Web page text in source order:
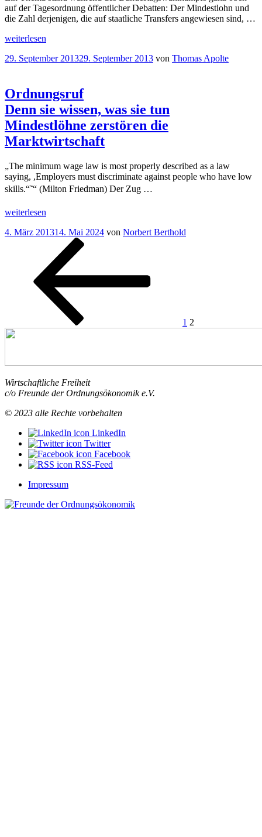
Der
Kampf
gegen
Armut
und
Arbeitslosigkeit
auf der Tagesordnung öffentlicher Debatten: Der Mindestlohn und
die Zahl derjenigen, die auf staatliche Transfers angewiesen sind, …
„Mindestlohn:
Lärm
weiterlesen
Veröffentlicht
29. September 201329. September 2013 von Thomas Apolte
Ordnungsruf
Denn sie wissen, was sie tun
Mindestlöhne zerstören die
Marktwirtschaft
„The minimum wage law is most properly described as a law
saying, ,Employers must discriminate against people who have low
skills.“˜“ (Milton Friedman) Der Zug …
„Ordnungsruf
sie
Mindestlöhne
Marktwirtschaft
“
weiterlesen
Veröffentlicht
4. März 201314. Mai 2024 von Norbert Berthold
Seitennummerierung
Beiträge
1 2
Wirtschaftliche Freiheit
c/o Freunde der Ordnungsökonomik e.V.
© 2023 alle Rechte vorbehalten
LinkedIn
Twitter
Facebook
RSS-Feed
Impressum